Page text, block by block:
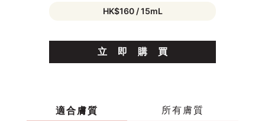
HK$160 / 15mL
立 即 購 買
適合膚質 所有膚質